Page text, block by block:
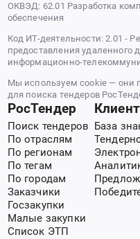
ОКВЭД: 62.01 Разработка
обеспечения
Код ИТ-деятельности: 2.01 -
предоставления удаленного
информационно-
Мы используем cookie — они
для поиска тендеров
РосТендер
Поиск тендеров
По отраслям
По регионам
По тегам
По городам
Заказчики
Госзакупки
Малые закупки
Список ЭТП
База